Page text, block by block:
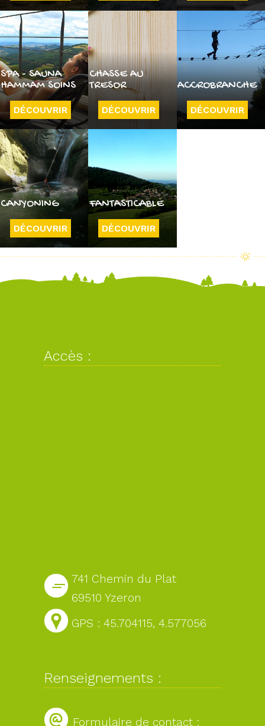
SPA - SAUNA
HAMMAM SOINS
DÉCOUVRIR
CHASSE AU
TRESOR
DÉCOUVRIR
ACCROBRANCHE
DÉCOUVRIR
CANYONING
DÉCOUVRIR
FANTASTICABLE
DÉCOUVRIR
Accès :
741 Chemin du Plat
69510 Yzeron
GPS : 45.704115, 4.577056
Renseignements :
Formulaire de contact :